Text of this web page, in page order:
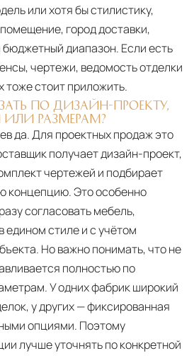
или хотя бы стилистику,
город доставки,
диапазон. Если есть
чертежи, ведомость отделки
тоже стоит приложить.
ПО ДИЗАЙН-ПРОЕКТУ,
РАЗМЕРАМ?
да. Для проектных продаж это
получает дизайн-проект,
чертежей и подбирает
концепцию. Это особенно
согласовать мебель,
едином стиле и с учётом
Но важно понимать, что не
полностью по
У одних фабрик широкий
у других — фиксированная
опциями. Поэтому
лучше уточнять по конкретной